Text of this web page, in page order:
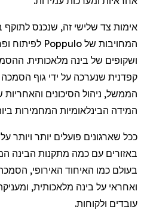
אימות צד שלישי זה, שנכנס לתוקף
המחויבות של Poppulo לפיתוח
ושקופים של בינה מלאכותית.
קפדנית שנערכה על ידי גוף הסמכה
הממשל, ניהול הסיכונים והאחריות
המידה הבינלאומיות המחמירות
ככל שארגונים פועלים יותר ויותר על
באזורים עם כמה מתקנות הבינה
בעולם כמו האיחוד האירופי,
ואחראי על בינה מלאכותית,
עובדים ולקוחות.